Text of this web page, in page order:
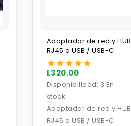
Adaptador de red y HUB
RJ45 a USB / USB-C
L320.00
Disponibilidad: 3 En
stock
Adaptador de red y HUB
RJ45 a USB / USB-C